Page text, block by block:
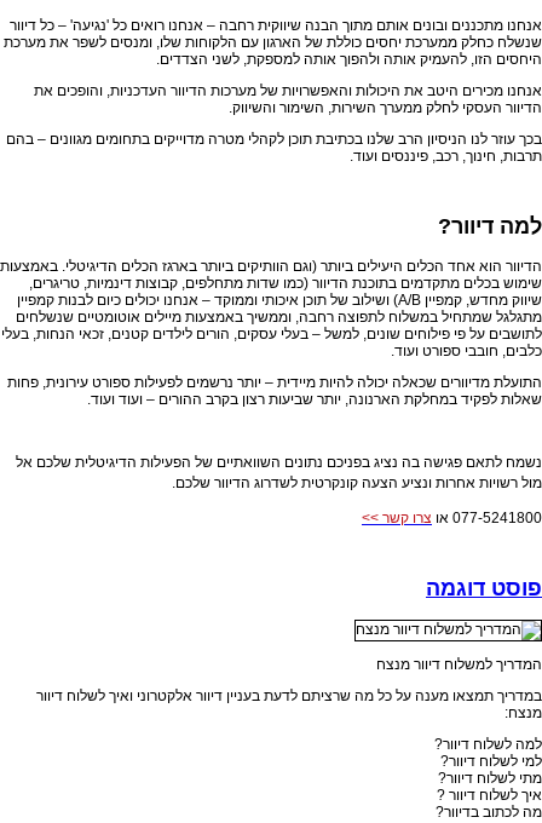
אנחנו מתכננים ובונים אותם מתוך הבנה שיווקית רחבה – אנחנו רואים כל 'נגיעה' – כל דיוור
שנשלח כחלק ממערכת יחסים כוללת של הארגון עם הלקוחות שלו, ומנסים לשפר את מערכת
היחסים הזו, להעמיק אותה ולהפוך אותה למספקת, לשני הצדדים.
אנחנו מכירים היטב את היכולות והאפשרויות של מערכות הדיוור העדכניות, והופכים את
הדיוור העסקי לחלק ממערך השירות, השימור והשיווק.
בכך עוזר לנו הניסיון הרב שלנו בכתיבת תוכן לקהלי מטרה מדוייקים בתחומים מגוונים – בהם
תרבות, חינוך, רכב, פיננסים ועוד.
למה דיוור?
הדיוור הוא אחד הכלים היעילים ביותר (וגם הוותיקים ביותר בארגז הכלים הדיגיטלי. באמצעות
שימוש בכלים מתקדמים בתוכנת הדיוור (כמו שדות מתחלפים, קבוצות דינמיות, טריגרים,
שיווק מחדש, קמפיין A/B) ושילוב של תוכן איכותי וממוקד – אנחנו יכולים כיום לבנות קמפיין
מתגלגל שמתחיל במשלוח לתפוצה רחבה, וממשיך באמצעות מיילים אוטומטיים שנשלחים
לתושבים על פי פילוחים שונים, למשל – בעלי עסקים, הורים לילדים קטנים, זכאי הנחות, בעלי
כלבים, חובבי ספורט ועוד.
התועלת מדיוורים שכאלה יכולה להיות מיידית – יותר נרשמים לפעילות ספורט עירונית, פחות
שאלות לפקיד במחלקת הארנונה, יותר שביעות רצון בקרב ההורים – ועוד ועוד.
נשמח לתאם פגישה בה נציג בפניכם נתונים השוואתיים של הפעילות הדיגיטלית שלכם אל
מול רשויות אחרות ונציע הצעה קונקרטית לשדרוג הדיוור שלכם.
077-5241800 או צרו קשר >>
פוסט דוגמה
המדריך למשלוח דיוור מנצח
במדריך תמצאו מענה על כל מה שרציתם לדעת בעניין דיוור אלקטרוני ואיך לשלוח דיוור
מנצח:
למה לשלוח דיוור?
למי לשלוח דיוור?
מתי לשלוח דיוור?
איך לשלוח דיוור ?
מה לכתוב בדיוור?